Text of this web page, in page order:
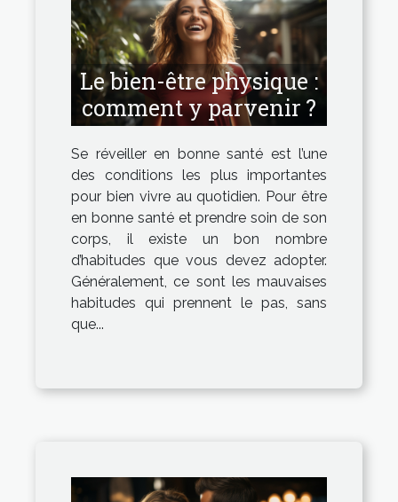
Le bien-être physique :
comment y parvenir ?
Se réveiller en bonne santé est l’une
des conditions les plus importantes
pour bien vivre au quotidien. Pour être
en bonne santé et prendre soin de son
corps, il existe un bon nombre
d’habitudes que vous devez adopter.
Généralement, ce sont les mauvaises
habitudes qui prennent le pas, sans
que...